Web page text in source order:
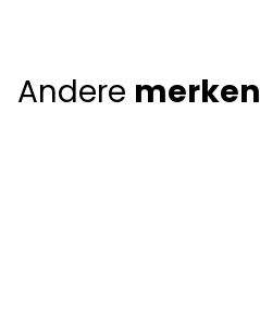
Andere merken